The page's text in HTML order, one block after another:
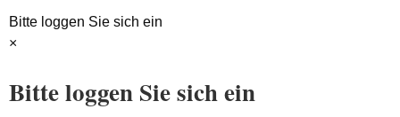
Bitte loggen Sie sich ein
×
Bitte loggen Sie sich ein